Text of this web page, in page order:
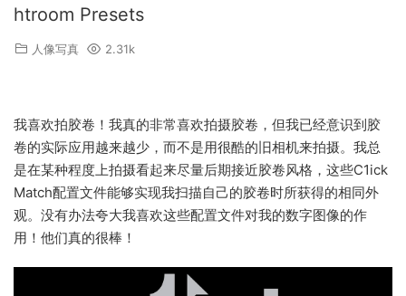
htroom Presets
人像写真 2.31k
我喜欢拍胶卷！我真的非常喜欢拍摄胶卷，但我已经意识到胶
卷的实际应用越来越少，而不是用很酷的旧相机来拍摄。我总
是在某种程度上拍摄看起来尽量后期接近胶卷风格，这些C1ick
Match配置文件能够实现我扫描自己的胶卷时所获得的相同外
观。没有办法夸大我喜欢这些配置文件对我的数字图像的作
用！他们真的很棒！